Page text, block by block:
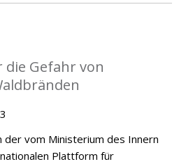
Gefahr von
der vom Ministerium des Innern
Plattform für